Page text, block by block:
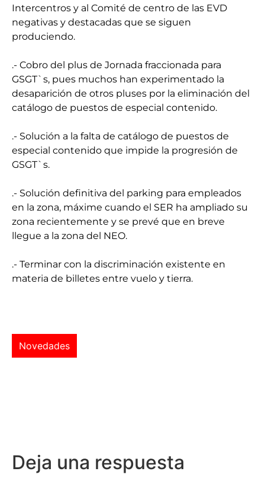
Intercentros y al Comité de centro de las EVD
negativas y destacadas que se siguen
produciendo.
.- Cobro del plus de Jornada fraccionada para
GSGT`s, pues muchos han experimentado la
desaparición de otros pluses por la eliminación del
catálogo de puestos de especial contenido.
.- Solución a la falta de catálogo de puestos de
especial contenido que impide la progresión de
GSGT`s.
.- Solución definitiva del parking para empleados
en la zona, máxime cuando el SER ha ampliado su
zona recientemente y se prevé que en breve
llegue a la zona del NEO.
.- Terminar con la discriminación existente en
materia de billetes entre vuelo y tierra.
Novedades
Deja una respuesta